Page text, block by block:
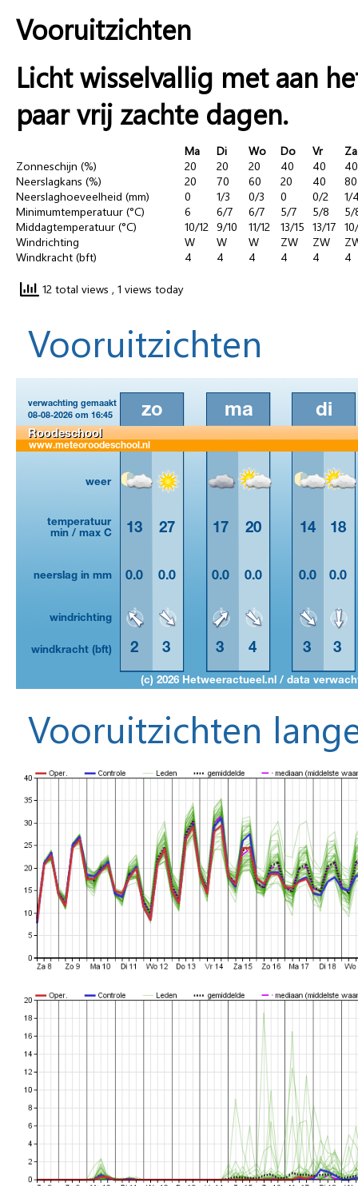
Vooruitzichten
Licht wisselvallig met aan
paar vrij zachte dagen.
Ma Di Wo Do Vr
Za
Zonneschijn (%)
20 20 20 40 40
40
Neerslagkans (%)
20 70 60 20 40
80
Neerslaghoeveelheid (mm)
0 1/3 0/3 0 0/2
1/
Minimumtemperatuur (°C)
6 6/7 6/7 5/7 5/8
5/
Middagtemperatuur (°C)
10/12 9/10 11/12 13/15 13/17
Windrichting
W W W ZW ZW
Windkracht (bft)
4 4 4 4 4 4
12 total views , 1 views today
Vooruitzichten
Vooruitzichten